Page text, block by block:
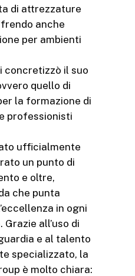
di attrezzature
anche
per ambienti
concretizzò il suo
quello di
la formazione di
professionisti
ufficialmente
un punto di
e oltre,
che punta
in ogni
all’uso di
e al talento
specializzato, la
è molto chiara: